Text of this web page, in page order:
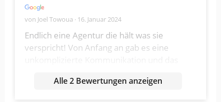
von Joel Towoua · 16. Januar 2024
Endlich eine Agentur die hält was sie
verspricht! Von Anfang an gab es eine
Wünsche eingehen. Kann ich jedem
Alle 2 Bewertungen anzeigen